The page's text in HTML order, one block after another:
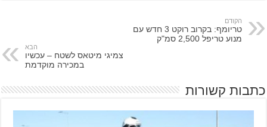
הקודם
טריומף: בקרוב רוקט 3 חדש עם
מנוע טריפל 2,500 סמ"ק
הבא
צמיגי מיטאס לשטח – עכשיו
במכירה מוקדמת
כתבות קשורות